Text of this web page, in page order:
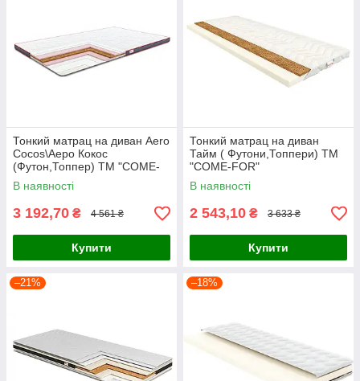
Тонкий матрац на диван Aero
Cocos\Аеро Кокос
(Футон,Топпер) ТМ "COME-
FOR"
В наявності
3 192,70 ₴ 4 561 ₴
Купити
Тонкий матрац на диван
Тайм ( Футони,Топпери) ТМ
"COME-FOR"
В наявності
2 543,10 ₴ 3 633 ₴
Купити
–21% –18%